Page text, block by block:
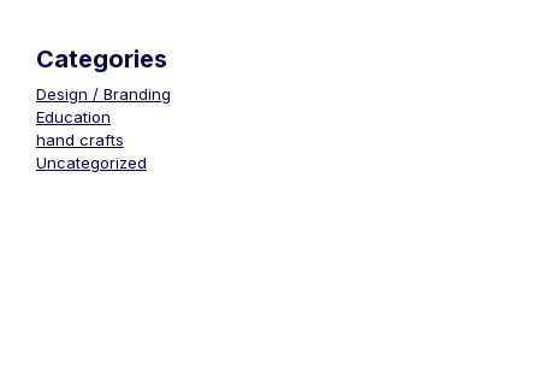
Categories
Design / Branding
Education
hand crafts
Uncategorized